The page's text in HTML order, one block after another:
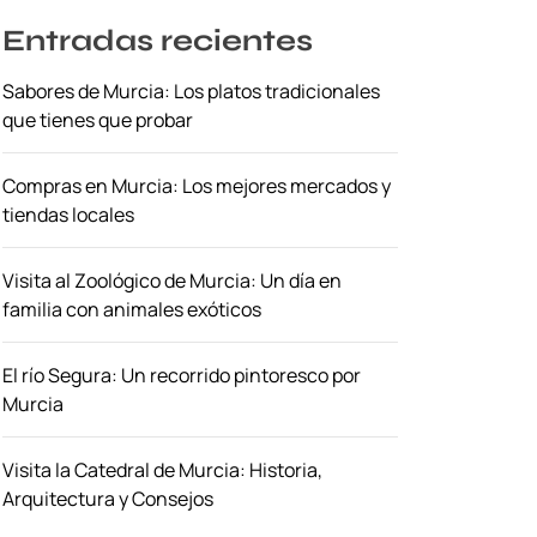
Entradas recientes
Sabores de Murcia: Los platos tradicionales
que tienes que probar
Compras en Murcia: Los mejores mercados y
tiendas locales
Visita al Zoológico de Murcia: Un día en
familia con animales exóticos
El río Segura: Un recorrido pintoresco por
Murcia
Visita la Catedral de Murcia: Historia,
Arquitectura y Consejos